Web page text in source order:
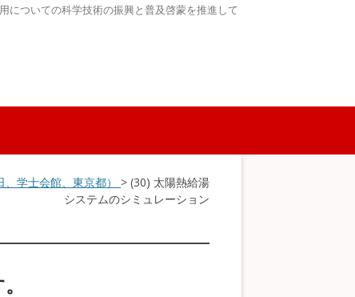
についての科学技術の振興と普及啓蒙を推進して
学士会館、東京都） > (30) 太陽熱給湯
システムのシミュレーション